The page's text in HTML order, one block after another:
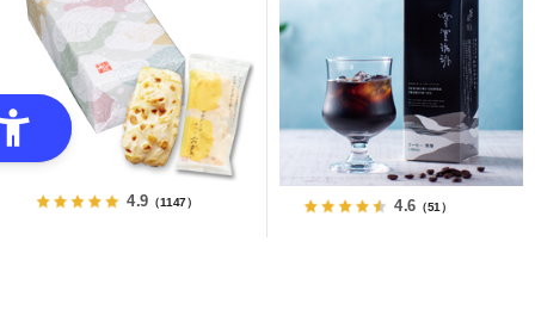
4.9（1147） 4.6 （51）